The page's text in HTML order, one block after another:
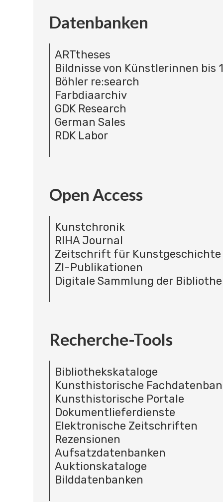
Datenbanken
ARTtheses
Bildnisse von Künstlerinnen bis
Böhler re:search
Farbdiaarchiv
GDK Research
German Sales
RDK Labor
Open Access
Kunstchronik
RIHA Journal
Zeitschrift für Kunstgeschichte
ZI-Publikationen
Digitale Sammlung der
Recherche-Tools
Bibliothekskataloge
Kunsthistorische
Kunsthistorische Portale
Dokumentlieferdienste
Elektronische Zeitschriften
Rezensionen
Aufsatzdatenbanken
Auktionskataloge
Bilddatenbanken